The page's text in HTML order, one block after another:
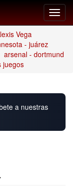
Vega
- juárez
arsenal - dortmund
juegos
a nuestras